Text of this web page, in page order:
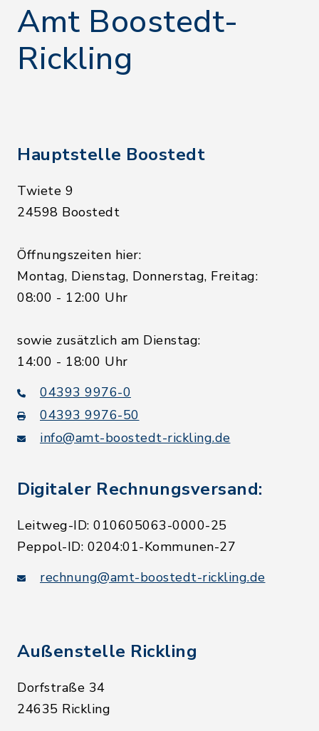
Amt Boostedt-
Rickling
Hauptstelle Boostedt
Twiete 9
24598 Boostedt
Öffnungszeiten hier:
Montag, Dienstag, Donnerstag, Freitag:
08:00 - 12:00 Uhr
sowie zusätzlich am Dienstag:
14:00 - 18:00 Uhr
04393 9976-0
04393 9976-50
info@amt-boostedt-rickling.de
Digitaler Rechnungsversand:
Leitweg-ID: 010605063-0000-25
Peppol-ID: 0204:01-Kommunen-27
rechnung@amt-boostedt-rickling.de
Außenstelle Rickling
Dorfstraße 34
24635 Rickling